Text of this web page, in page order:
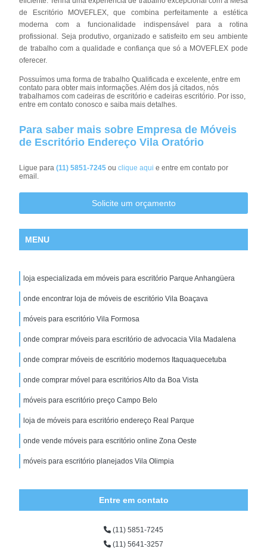
de Escritório MOVEFLEX, que combina perfeitamente a estética
moderna com a funcionalidade indispensável para a rotina
profissional. Seja produtivo, organizado e satisfeito em seu ambiente
de trabalho com a qualidade e confiança que só a MOVEFLEX pode
oferecer.
Possuímos uma forma de trabalho Qualificada e excelente, entre em
contato para obter mais informações. Além dos já citados, nós
trabalhamos com cadeiras de escritório e cadeiras escritório. Por isso,
entre em contato conosco e saiba mais detalhes.
Para saber mais sobre Empresa de Móveis
de Escritório Endereço Vila Oratório
Ligue para(11) 5851-7245ouclique aqui e entre em contato por
email.
Solicite um orçamento
MENU
loja especializada em móveis para escritório Parque Anhangüera
onde encontrar loja de móveis de escritório Vila Boaçava
móveis para escritório Vila Formosa
onde comprar móveis para escritório de advocacia Vila Madalena
onde comprar móveis de escritório modernos Itaquaquecetuba
onde comprar móvel para escritórios Alto da Boa Vista
móveis para escritório preço Campo Belo
loja de móveis para escritório endereço Real Parque
onde vende móveis para escritório online Zona Oeste
móveis para escritório planejados Vila Olimpia
Entre em contato
(11) 5851-7245
(11) 5641-3257